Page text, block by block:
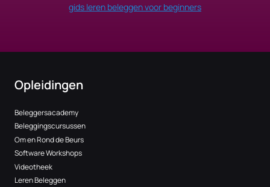
gids leren beleggen voor beginners
Opleidingen
Beleggersacademy
Beleggingscursussen
Om en Rond de Beurs
Software Workshops
Videotheek
Leren Beleggen